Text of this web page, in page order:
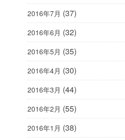
2016年7月 (37)
2016年6月 (32)
2016年5月 (35)
2016年4月 (30)
2016年3月 (44)
2016年2月 (55)
2016年1月 (38)